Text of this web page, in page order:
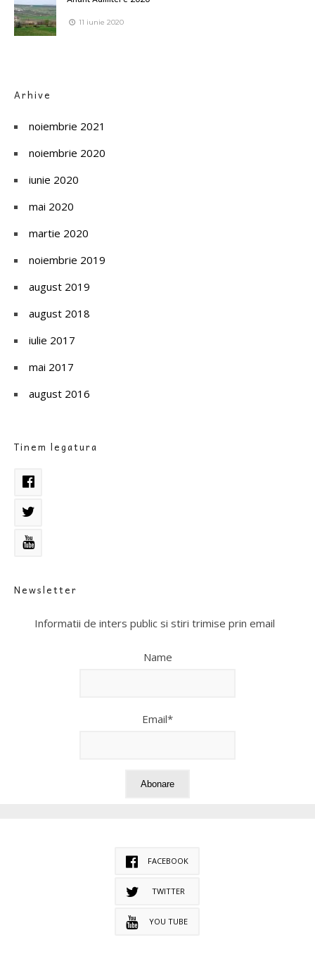
11 iunie 2020
Arhive
noiembrie 2021
noiembrie 2020
iunie 2020
mai 2020
martie 2020
noiembrie 2019
august 2019
august 2018
iulie 2017
mai 2017
august 2016
Tinem legatura
Newsletter
Informatii de inters public si stiri trimise prin email
Name
Email*
FACEBOOK
TWITTER
YOU TUBE